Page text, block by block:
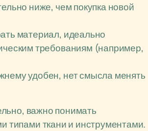
ниже, чем покупка новой
материал, идеально
требованиям (например,
удобен, нет смысла менять
важно понимать
типами ткани и инструментами.